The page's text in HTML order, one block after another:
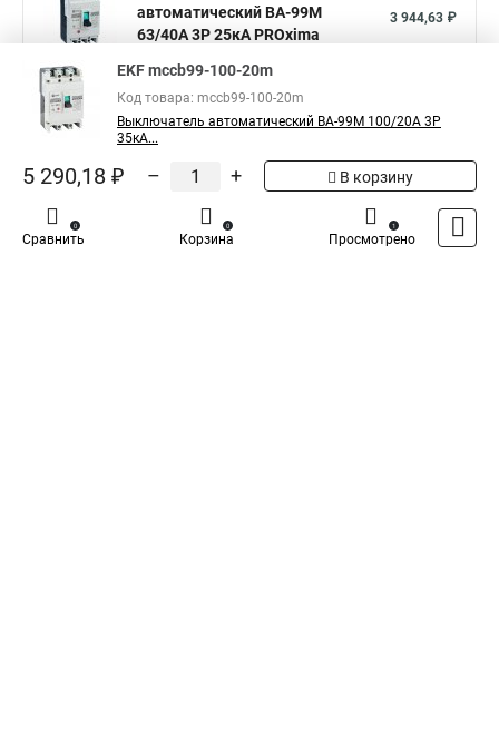
автоматический ВА-99М
63/40А 3P 25кА PROxima
3 944,63 ₽
автоматический ВА-99М
100/16А 3P 35кА PROxima
5 290,18 ₽
Показать больше
EKF mccb99-100-20m
Код товара: mccb99-100-20m
Выключатель автоматический ВА-99М 100/20А 3P
35кА...
5 290,18 ₽ – + В корзину
Сравнить
0
Корзина
0
Просмотрено
1